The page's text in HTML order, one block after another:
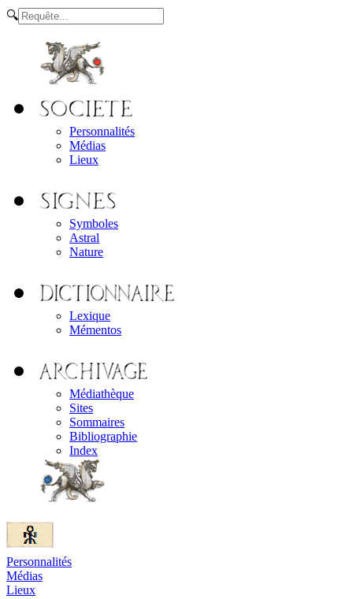
🔍
Personnalités
Médias
Lieux
Symboles
Astral
Nature
Lexique
Mémentos
Médiathèque
Sites
Sommaires
Bibliographie
Index
Personnalités
Médias
Lieux